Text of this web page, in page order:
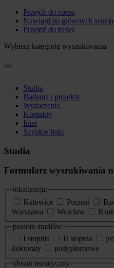
Przejdź do menu
Nawiguj po głównych
Przejdź do treści
Wybierz kategorię wyszukiwania
Studia
Badania i projekty
Wydarzenia
Kontakty
Inne
Szybkie linki
Studia
Formularz wyszukiwania
lokalizacja:
Katowice
Poznań
Warszawa
Wrocław
poziom studiów:
I stopnia
II stopnia
doktoraty
podyplomowe
obszar tematyczny: